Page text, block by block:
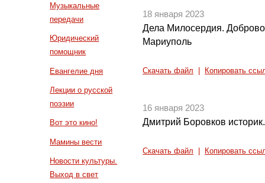
Музыкальные
передачи
Юридический
помощник
Евангелие дня
Лекции о русской
поэзии
Вот это кино!
Мамины вести
Новости культуры.
Выход в свет
18 января 2023
Дела Милосердия.
Мариуполь
Скачать файл Копировать
16 января 2023
Дмитрий Боровков
Скачать файл Копировать